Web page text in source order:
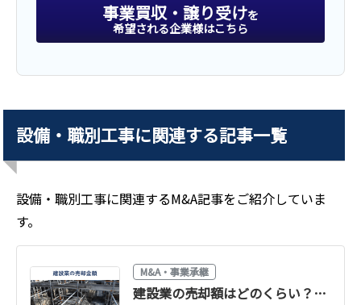
株式譲渡
土木建築等請負業
売上高
10億円～25億円
事業買収・譲り受けを
希望される企業様はこちら
設備・職別工事に関連する記事一覧
設備・職別工事に関連するM&A記事をご紹介していま
す。
M&A・事業承継
建設業の売却額はどのくらい？高額で売却するポイントと注意点